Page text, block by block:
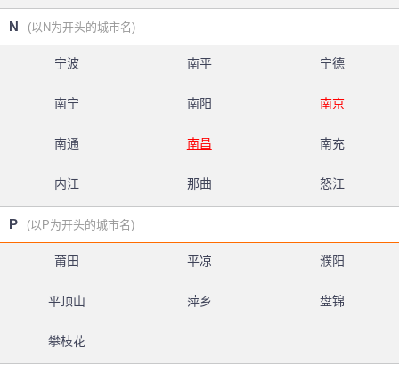
N (以N为开头的城市名)
宁波 南平 宁德
南宁 南阳 南京
南通 南昌 南充
内江 那曲 怒江
P (以P为开头的城市名)
莆田 平凉 濮阳
平顶山 萍乡 盘锦
攀枝花